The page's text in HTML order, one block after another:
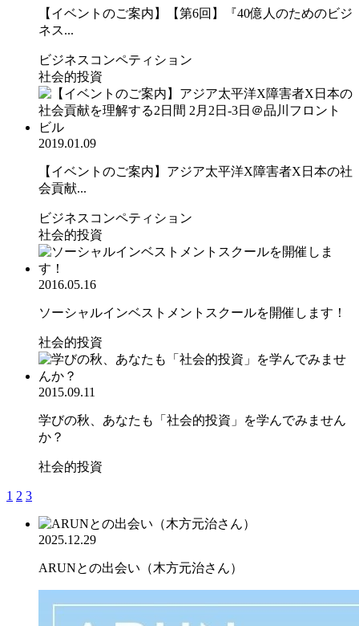
【イベントのご案内】【第6回】『40億人のためのビジ
ネス...
ビジネスコンペティション
社会的投資
2019.01.09
【イベントのご案内】アジア太平洋X障害者X日本の社
会貢献...
ビジネスコンペティション
社会的投資
2016.05.16
ソーシャルインベストメントスクールを開催します！
社会的投資
2015.09.11
学びの秋、あなたも「社会的投資」を学んでみません
か？
社会的投資
1 2 3
2025.12.29
ARUNとの出会い（木方元治さん）